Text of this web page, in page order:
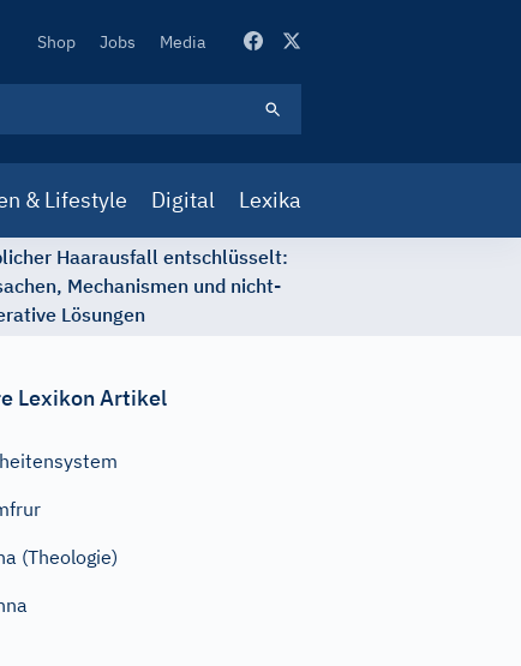
Secondary
Shop Jobs Media
& Lifestyle Digital Lexika
Haarausfall entschlüsselt:
Mechanismen und nicht-
Lösungen
Lexikon Artikel
(Theologie)